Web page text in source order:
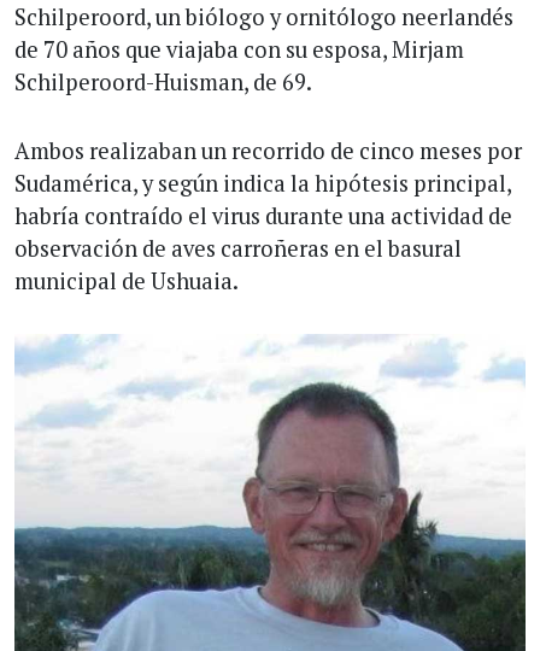
Schilperoord, un biólogo y ornitólogo neerlandés
de 70 años que viajaba con su esposa, Mirjam
Schilperoord-Huisman, de 69.
Ambos realizaban un recorrido de cinco meses por
Sudamérica, y según indica la hipótesis principal,
habría contraído el virus durante una actividad de
observación de aves carroñeras en el basural
municipal de Ushuaia.